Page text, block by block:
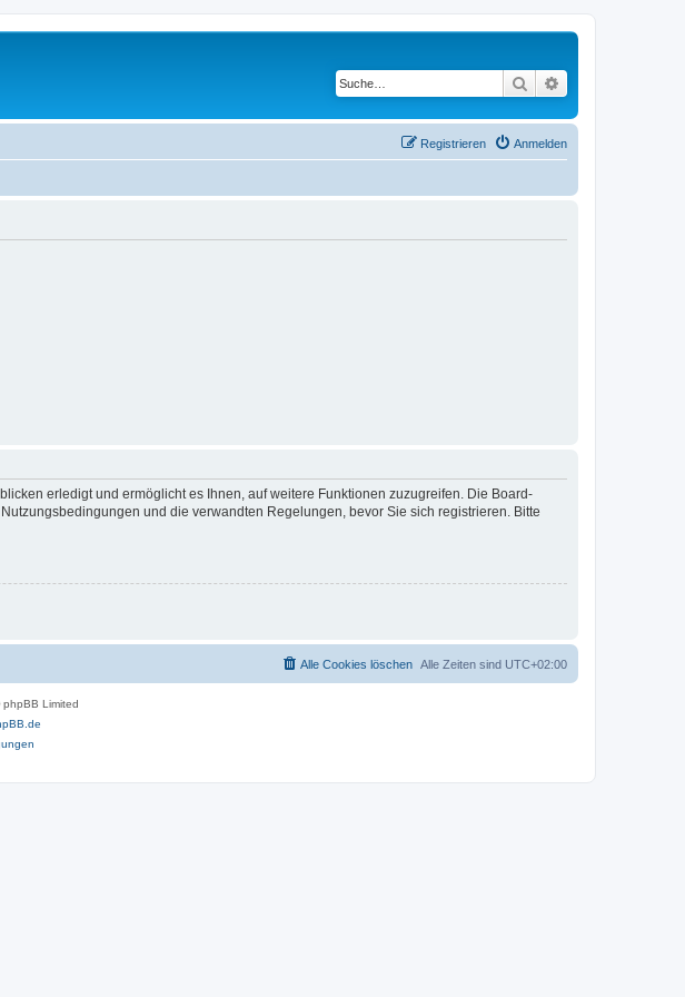
Suche
Anmelden
Registrieren
erledigt und ermöglicht es Ihnen, auf weitere Funktionen zuzugreifen. Die Board-
und die verwandten Regelungen, bevor Sie sich registrieren. Bitte
Alle Zeiten sind UTC+02:00
Alle Cookies löschen
Limited